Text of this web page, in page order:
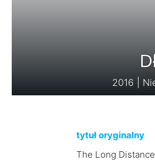
2016 |
tytuł oryginalny
The Long Distance